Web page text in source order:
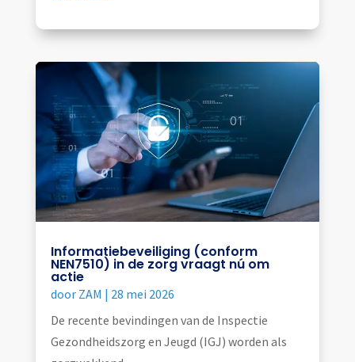
Informatiebeveiliging (conform
NEN7510) in de zorg vraagt nú om
actie
door ZAM | 28 mei 2026
De recente bevindingen van de Inspectie
Gezondheidszorg en Jeugd (IGJ) worden als